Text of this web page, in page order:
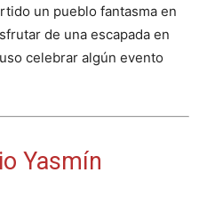
un pueblo fantasma en
de una escapada en
celebrar algún evento
Yasmín